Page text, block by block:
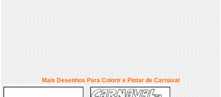
Mais Desenhos Para Colorir e Pintar de Carnaval